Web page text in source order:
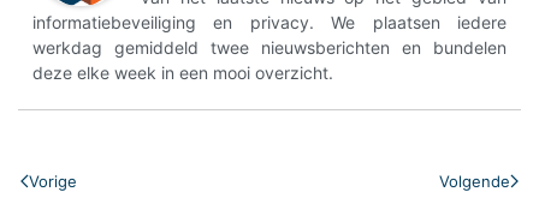
informatiebeveiliging en privacy. We plaatsen iedere
werkdag gemiddeld twee nieuwsberichten en bundelen
deze elke week in een mooi overzicht.
Vorige Volgende